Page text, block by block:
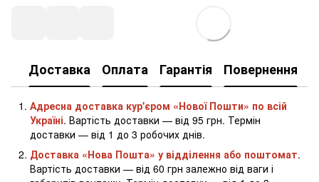
Доставка Оплата Гарантія Повернення
Адресна доставка кур'єром «Нової Пошти» по всій
Україні. Вартість доставки — від 95 грн. Термін
доставки — від 1 до 3 робочих днів.
Доставка «Нова Пошта» у відділення або поштомат.
Вартість доставки — від 60 грн залежно від ваги і